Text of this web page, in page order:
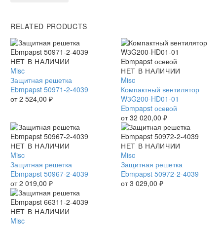
RELATED PRODUCTS
Защитная
решетка
Ebmpapst
50971-
2-
НЕТ В НАЛИЧИИ
Misc
Защитная решетка
Ebmpapst 50971-2-4039
от2 524,00 ₽
Компактный
вентилятор
W3G200-
HD01-
01
Ebmpapst
осевой
НЕТ В НАЛИЧИИ
Misc
Компактный вентилятор
W3G200-HD01-01
Ebmpapst осевой
от32 020,00 ₽
Защитная
решетка
Ebmpapst
50967-
2-
4039
НЕТ В НАЛИЧИИ
Misc
Защитная решетка
Ebmpapst 50967-2-4039
от2 019,00 ₽
Защитная
решетка
Ebmpapst
50972-
2-
НЕТ В НАЛИЧИИ
Misc
Защитная решетка
Ebmpapst 50972-2-4039
от3 029,00 ₽
Защитная
решетка
НЕТ В НАЛИЧИИ
Misc